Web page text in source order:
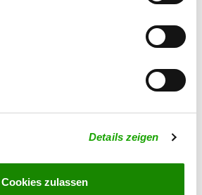
Details zeigen
Cookies zulassen
Elbe e.V.
Details